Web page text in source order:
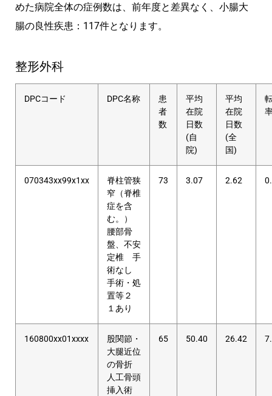
めた病院全体の症例数は、前年度と差異なく、小腸大
腸の良性疾患：117件となります。
整形外科
DPCコード DPC名称
患
者
数
平均
在院
日数
(自
院)
平均
在院
日数
(全
国)
070343xx99x1xx
脊柱管狭
窄（脊椎
症を含
む。）
腰部骨
盤、不安
定椎 手
術なし
手術・処
置等２
１あり
73 3.07 2.62
160800xx01xxxx
股関節・
大腿近位
の骨折
人工骨頭
挿入術
65 50.40 26.42